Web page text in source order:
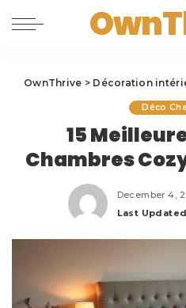
OwnThrive > Décoration
Déco
15
Chambres
December 4,
Last